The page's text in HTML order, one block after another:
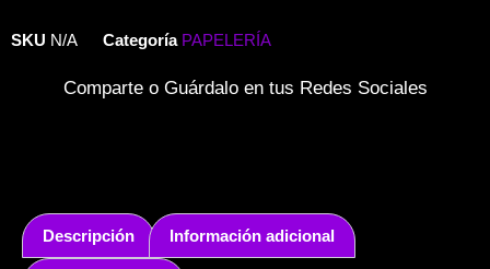
SKU N/A Categoría PAPELERÍA
Comparte o Guárdalo en tus Redes Sociales
Descripción Información adicional